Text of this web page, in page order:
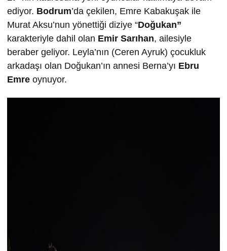
ediyor. Bodrum’da çekilen, Emre Kabakuşak ile
Murat Aksu’nun yönettiği diziye “Doğukan”
karakteriyle dahil olan Emir Sarıhan, ailesiyle
beraber geliyor. Leyla’nın (Ceren Ayruk) çocukluk
arkadaşı olan Doğukan’ın annesi Berna’yı Ebru
Emre oynuyor.